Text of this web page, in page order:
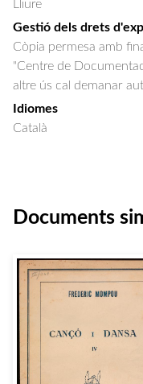
Lliure
Gestió dels drets
Còpia permesa amb
"Centre de
altre ús cal demanar
Idiomes
Català
Documents